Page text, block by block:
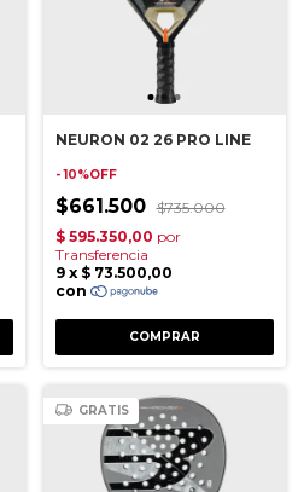
NEURON 02 26 PRO LINE
- 10%OFF
$661.500 $735.000
GRATIS